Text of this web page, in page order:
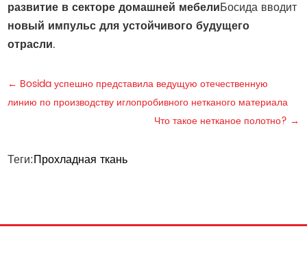
развитие в секторе домашней мебелиБосида вводит
новый импульс для устойчивого будущего
отрасли.
← Bosida успешно представила ведущую отечественную
линию по производству иглопробивного нетканого материала
Что такое нетканое полотно? →
Теги:Прохладная ткань